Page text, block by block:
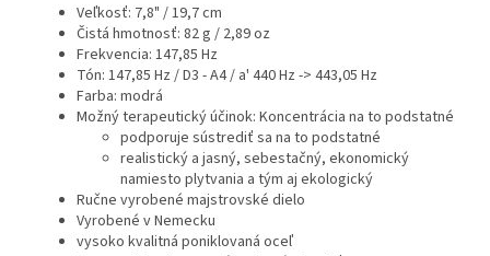
Veľkosť: 7,8" / 19,7 cm
Čistá hmotnosť: 82 g / 2,89 oz
Frekvencia: 147,85 Hz
Tón: 147,85 Hz / D3 - A4 / a' 440 Hz -> 443,05 Hz
Farba: modrá
Možný terapeutický účinok: Koncentrácia na to podstatné
podporuje sústrediť sa na to podstatné
realistický a jasný, sebestačný, ekonomický
namiesto plytvania a tým aj ekologický
Ručne vyrobené majstrovské dielo
Vyrobené v Nemecku
vysoko kvalitná poniklovaná oceľ